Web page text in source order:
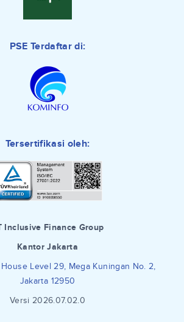
PSE Terdaftar di:
Tersertifikasi oleh:
Inclusive Finance Group
Kantor Jakarta
Level 29, Mega Kuningan No. 2,
Jakarta 12950
Versi 2026.07.02.0